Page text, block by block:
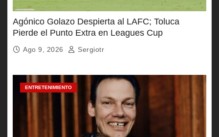
Agónico Golazo Despierta al LAFC; Toluca
Pierde el Punto Extra en Leagues Cup
Ago 9, 2026 Sergiotr
ENTRETENIMIENTO